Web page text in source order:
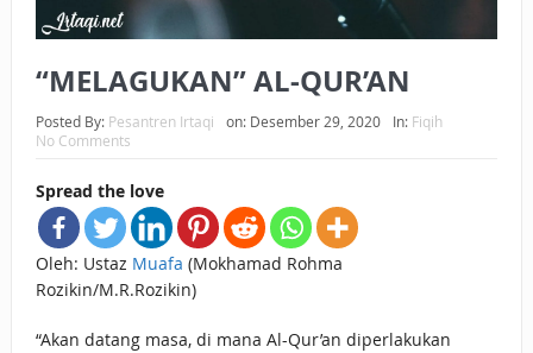
ISTIDLAL BATIL VS ISTIDLAL SYAR’I
HUKUM MEMBAYAR ZAKAT DENGAN CARA MENGANGSUR
HUKUM MEMBAYAR ZAKAT KEPADA KERABAT SENDIRI
“MELAGUKAN” AL-QUR’AN
Posted By: Pesantren Irtaqi on: Desember 29, 2020 In: Fiqih
No Comments
Spread the love
Oleh: Ustaz Muafa (Mokhamad Rohma
Rozikin/M.R.Rozikin)
“Akan datang masa, di mana Al-Qur’an diperlakukan